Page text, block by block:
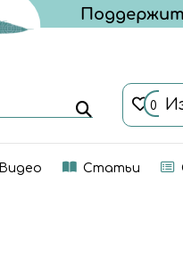
0
Видео Статьи